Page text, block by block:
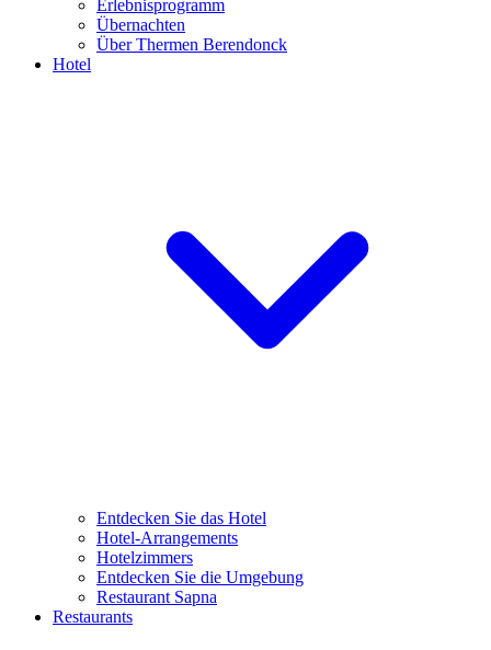
Erlebnisprogramm
Übernachten
Über Thermen Berendonck
Hotel
Entdecken Sie das Hotel
Hotel-Arrangements
Hotelzimmers
Entdecken Sie die Umgebung
Restaurant Sapna
Restaurants